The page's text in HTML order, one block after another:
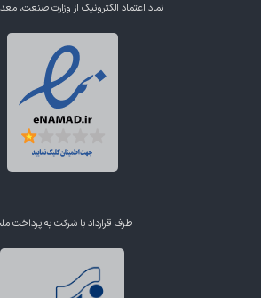
نماد اعتماد الکترونیک از وزارت صنعت،
طرف قرارداد با شرکت به پرداخت